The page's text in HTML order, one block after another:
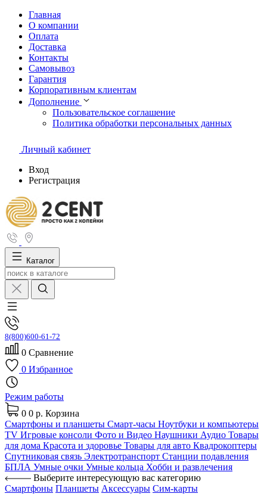
Главная
О компании
Оплата
Доставка
Контакты
Самовывоз
Гарантия
Корпоративным клиентам
Дополнение
Пользовательское соглашение
Политика обработки персональных данных
Личный кабинет
Вход
Регистрация
Каталог
8(800)600-61-72
0 Сравнение
0 Избранное
Режим работы
0 0 р. Корзина
Смартфоны и планшеты Смарт-часы Ноутбуки и компьютеры
TV Игровые консоли Фото и Видео Наушники Аудио Товары
для дома Красота и здоровье Товары для авто Квадрокоптеры
Спутниковая связь Электротранспорт Станции подавления
БПЛА Умные очки Умные кольца Хобби и развлечения
Выберите интересующую вас категорию
Смартфоны Планшеты Аксессуары Сим-карты